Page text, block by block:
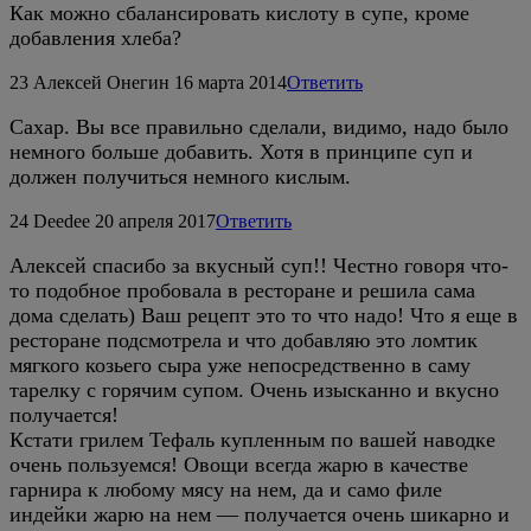
Как можно сбалансировать кислоту в супе, кроме
добавления хлеба?
23 Алексей Онегин 16 марта 2014Ответить
Сахар. Вы все правильно сделали, видимо, надо было
немного больше добавить. Хотя в принципе суп и
должен получиться немного кислым.
24 Deedee 20 апреля 2017Ответить
Алексей спасибо за вкусный суп!! Честно говоря что-
то подобное пробовала в ресторане и решила сама
дома сделать) Ваш рецепт это то что надо! Что я еще в
ресторане подсмотрела и что добавляю это ломтик
мягкого козьего сыра уже непосредственно в саму
тарелку с горячим супом. Очень изысканно и вкусно
получается!
Кстати грилем Тефаль купленным по вашей наводке
очень пользуемся! Овощи всегда жарю в качестве
гарнира к любому мясу на нем, да и само филе
индейки жарю на нем — получается очень шикарно и